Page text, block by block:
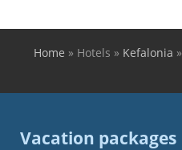
You are here
Home » Hotels » Kefalonia »
Vacation packages